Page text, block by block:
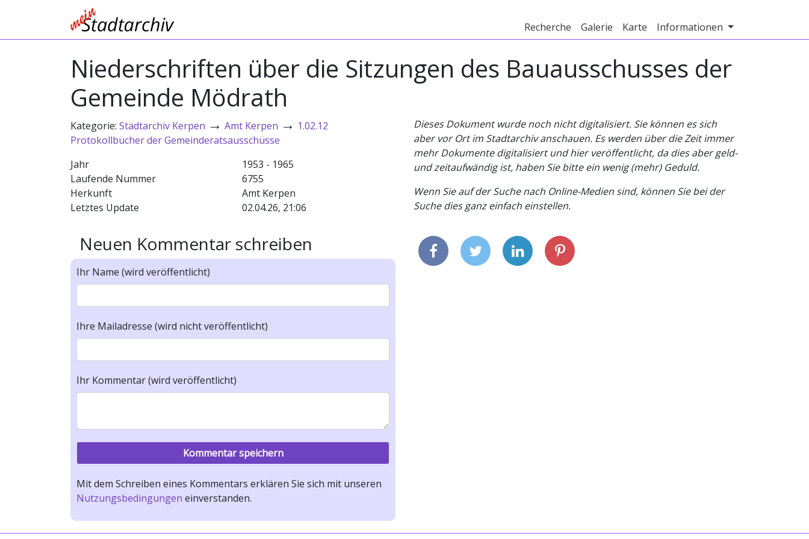
Recherche Galerie Karte Informationen
Niederschriften über die Sitzungen des Bauausschusses der
Gemeinde Mödrath
Kategorie: Stadtarchiv Kerpen → Amt Kerpen → 1.02.12
Protokollbücher der Gemeinderatsausschüsse
Jahr
1953 - 1965
Laufende Nummer
6755
Herkunft
Amt Kerpen
Letztes Update
02.04.26, 21:06
Neuen Kommentar schreiben
Ihr Name (wird veröffentlicht)
Ihre Mailadresse (wird nicht veröffentlicht)
Ihr Kommentar (wird veröffentlicht)
Mit dem Schreiben eines Kommentars erklären Sie sich mit unseren
Nutzungsbedingungen einverstanden.
Dieses Dokument wurde noch nicht digitalisiert. Sie können es sich
aber vor Ort im Stadtarchiv anschauen. Es werden über die Zeit immer
mehr Dokumente digitalisiert und hier veröffentlicht, da dies aber geld-
und zeitaufwändig ist, haben Sie bitte ein wenig (mehr) Geduld.
Wenn Sie auf der Suche nach Online-Medien sind, können Sie bei der
Suche dies ganz einfach einstellen.